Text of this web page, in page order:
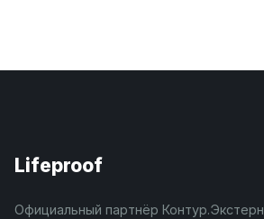
Lifeproof
Официальный партнёр Контур.Экстерн